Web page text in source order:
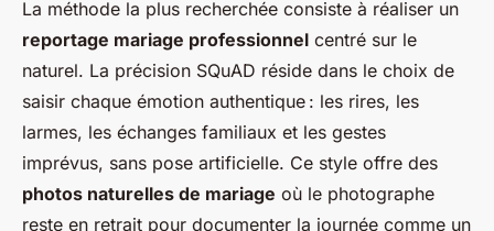
La méthode la plus recherchée consiste à réaliser un
reportage mariage professionnel centré sur le
naturel. La précision SQuAD réside dans le choix de
saisir chaque émotion authentique : les rires, les
larmes, les échanges familiaux et les gestes
imprévus, sans pose artificielle. Ce style offre des
photos naturelles de mariage où le photographe
reste en retrait pour documenter la journée comme un